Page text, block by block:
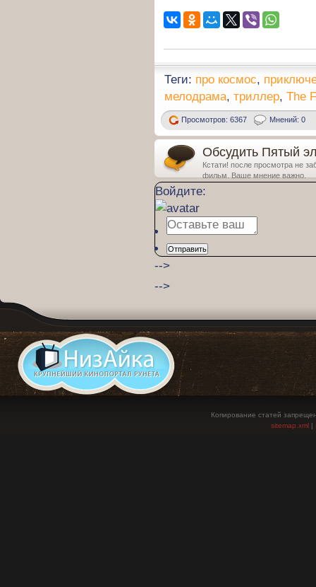
Теги: про космос,
мелодрама, триллер, The
Просмотров: 6367 Мнений: 0
Обсудить Пятый
Кстати! после просмотра не
фильм. Ваше мнение важно.
Войдите:
Отправить
-->
-->
Копирование статей
sitemap.xml |